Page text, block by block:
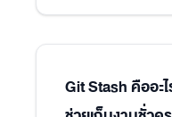
Git Stash คืออะ